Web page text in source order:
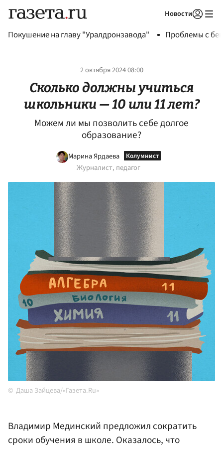
Новости
Покушение на главу "Уралдронзавода" Проблемы с
2 октября 2024 08:00
Сколько должны учиться
школьники — 10 или 11 лет?
Можем ли мы позволить себе долгое
образование?
Марина Ярдаева
Журналист, педагог
Даша Зайцева/«Газета.Ru»
Владимир Мединский предложил сократить
сроки обучения в школе. Оказалось, что